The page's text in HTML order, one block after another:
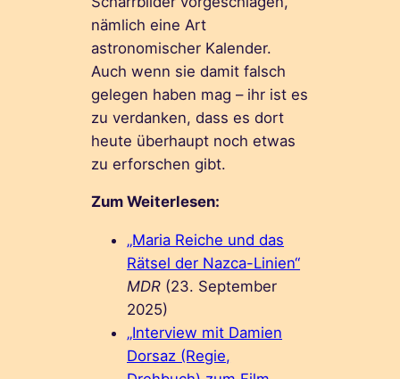
nämlich eine Art
astronomischer Kalender.
Auch wenn sie damit falsch
gelegen haben mag – ihr ist es
zu verdanken, dass es dort
heute überhaupt noch etwas
zu erforschen gibt.
Zum Weiterlesen:
„Maria Reiche und das
Rätsel der Nazca-Linien“
MDR (23. September
2025)
„Interview mit Damien
Dorsaz (Regie,